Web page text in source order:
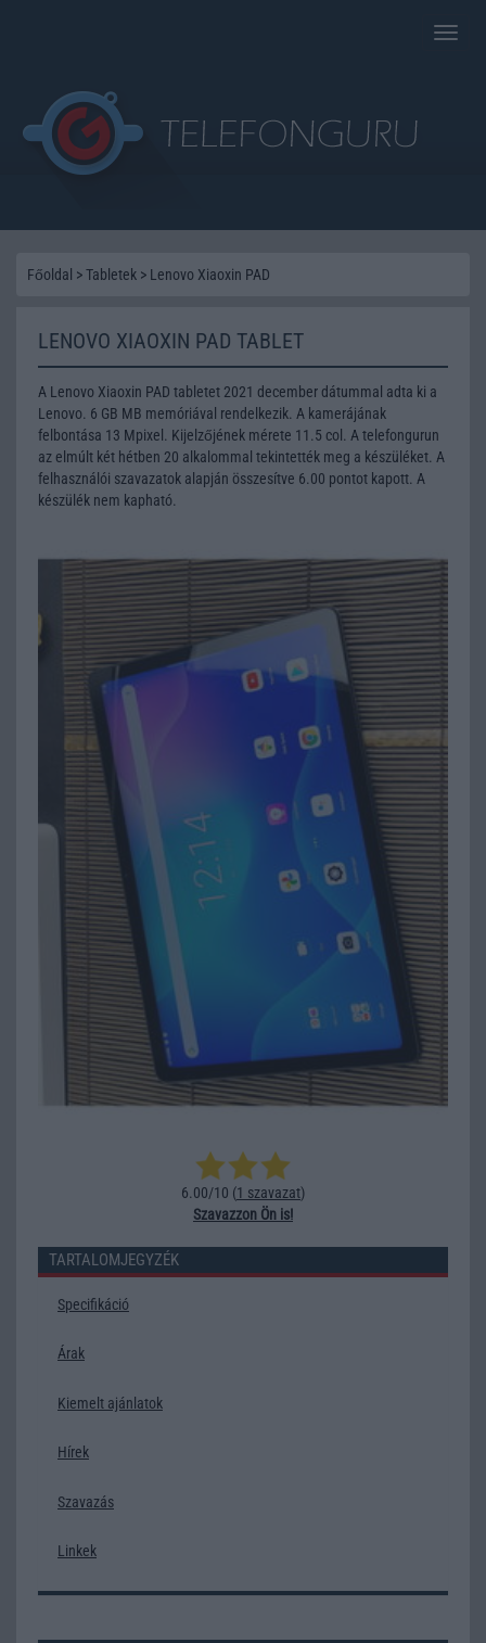
Toggle
Főoldal >Tabletek > Lenovo Xiaoxin PAD
LENOVO XIAOXIN PAD TABLET
A Lenovo Xiaoxin PAD tabletet 2021 december dátummal adta ki a
Lenovo. 6 GB MB memóriával rendelkezik. A kamerájának
felbontása 13 Mpixel. Kijelzőjének mérete 11.5 col. A telefongurun
az elmúlt két hétben 20 alkalommal tekintették meg a készüléket. A
felhasználói szavazatok alapján összesítve 6.00 pontot kapott. A
készülék nem kapható.
6.00/10 (1 szavazat)
Szavazzon Ön is!
TARTALOMJEGYZÉK
Specifikáció
Árak
Kiemelt ajánlatok
Hírek
Szavazás
Linkek